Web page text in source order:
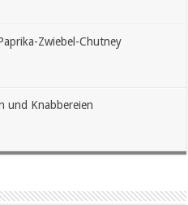
Zwiebel-Chutney
und Knabbereien